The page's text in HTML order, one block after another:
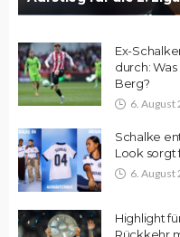
Ex-
durch:
Berg?
6. August
Schalke
Look sorgt
6. August
Highlight
Rückkehr